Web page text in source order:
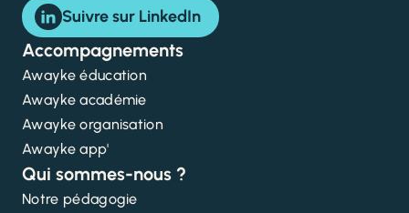
Suivre sur LinkedIn
Accompagnements
Awayke éducation
Awayke académie
Awayke organisation
Awayke app'
Qui sommes-nous ?
Notre pédagogie